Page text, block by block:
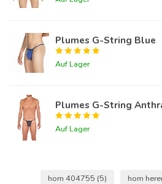
Plumes G-String Blue
Auf Lager
Plumes G-String
Auf Lager
hom 404755 (5) hom